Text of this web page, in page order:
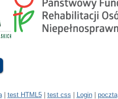
| test HTML5| test css Login| poczta|